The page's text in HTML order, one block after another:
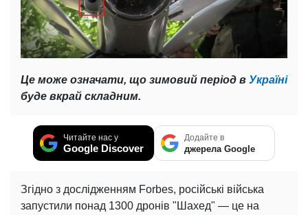
Це може означати, що зимовий період в Україні
буде вкрай складним.
Читайте нас у
Google Discover
Додайте в
джерела Google
Згідно з дослідженням Forbes, російські війська
запустили понад 1300 дронів "Шахед" — це на